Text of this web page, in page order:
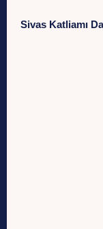
Sivas Katliamı